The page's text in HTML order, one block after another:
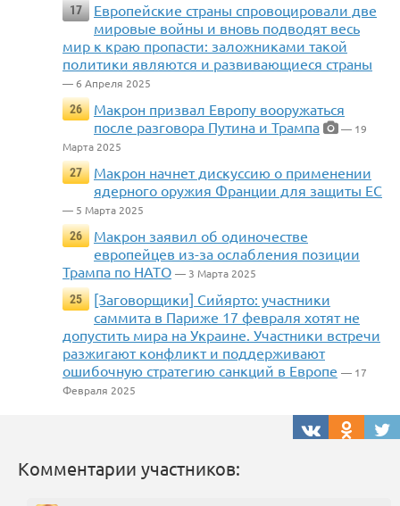
17
Европейские страны спровоцировали две
мировые войны и вновь подводят весь
мир к краю пропасти: заложниками такой
политики являются и развивающиеся страны
— 6 Апреля 2025
26
Макрон призвал Европу вооружаться
после разговора Путина и Трампа
— 19
Марта 2025
27
Макрон начнет дискуссию о применении
ядерного оружия Франции для защиты ЕС
— 5 Марта 2025
26
Макрон заявил об одиночестве
европейцев из-за ослабления позиции
Трампа по НАТО — 3 Марта 2025
25
[Заговорщики] Сийярто: участники
саммита в Париже 17 февраля хотят не
допустить мира на Украине. Участники встречи
разжигают конфликт и поддерживают
ошибочную стратегию санкций в Европе — 17
Февраля 2025
Комментарии участников: